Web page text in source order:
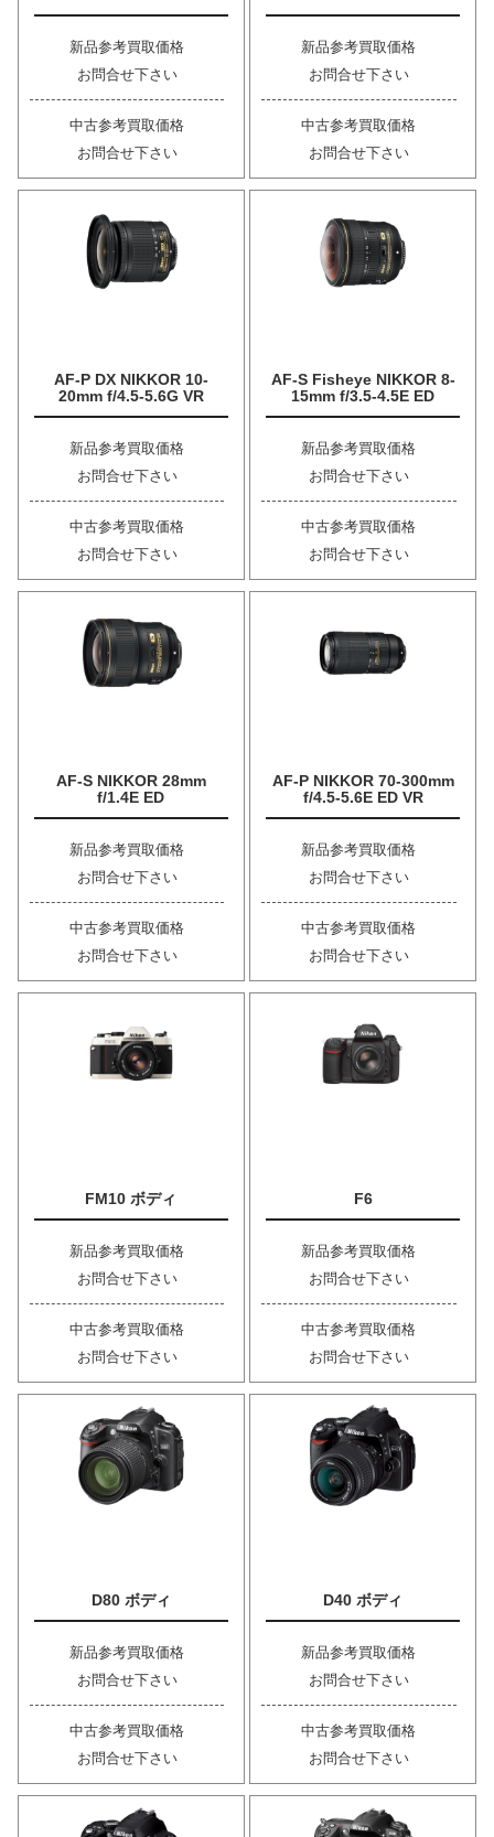
新品参考買取価格
お問合せ下さい
中古参考買取価格
お問合せ下さい
新品参考買取価格
お問合せ下さい
中古参考買取価格
お問合せ下さい
AF-P DX NIKKOR 10-
20mm f/4.5-5.6G VR
新品参考買取価格
お問合せ下さい
中古参考買取価格
お問合せ下さい
AF-S Fisheye NIKKOR 8-
15mm f/3.5-4.5E ED
新品参考買取価格
お問合せ下さい
中古参考買取価格
お問合せ下さい
AF-S NIKKOR 28mm
f/1.4E ED
新品参考買取価格
お問合せ下さい
中古参考買取価格
お問合せ下さい
AF-P NIKKOR 70-300mm
f/4.5-5.6E ED VR
新品参考買取価格
お問合せ下さい
中古参考買取価格
お問合せ下さい
FM10 ボディ
新品参考買取価格
お問合せ下さい
中古参考買取価格
お問合せ下さい
F6
新品参考買取価格
お問合せ下さい
中古参考買取価格
お問合せ下さい
D80 ボディ
新品参考買取価格
お問合せ下さい
中古参考買取価格
お問合せ下さい
D40 ボディ
新品参考買取価格
お問合せ下さい
中古参考買取価格
お問合せ下さい